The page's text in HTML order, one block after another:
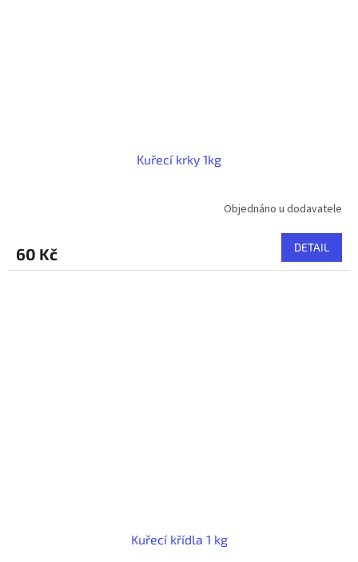
Kuřecí krky 1kg
Objednáno u dodavatele
60 Kč DETAIL
Kuřecí křídla 1 kg